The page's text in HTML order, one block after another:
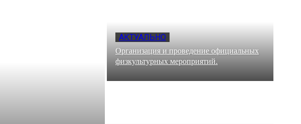
АКТУАЛЬНО
Организация и проведение официальных
физкультурных мероприятий.